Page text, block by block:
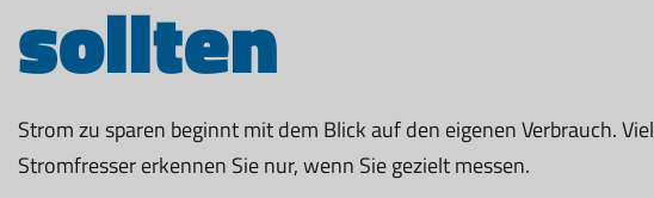
sollten
Strom zu sparen beginnt mit dem Blick auf den eigenen Verbrauch.
Stromfresser erkennen Sie nur, wenn Sie gezielt messen.